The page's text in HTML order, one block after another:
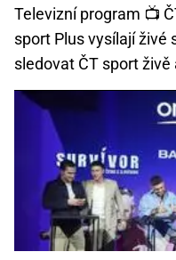
Televizní program 📺
sport Plus vysílají živé
sledovat ČT sport živě